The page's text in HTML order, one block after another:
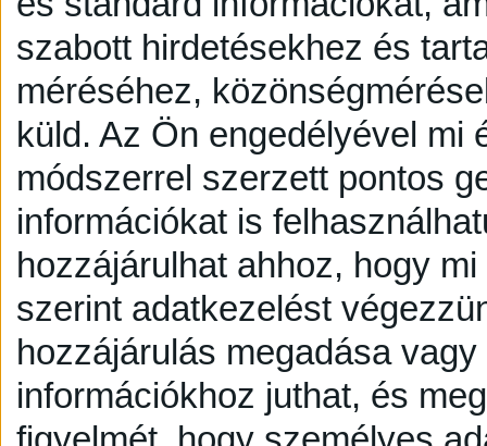
szabott hirdetésekhez és
méréséhez,
küld. Az Ön engedélyével mi
módszerrel szerzett pontos
információkat is
hozzájárulhat ahhoz, hogy
szerint adatkezelést
hozzájárulás megadása
információkhoz juthat, és